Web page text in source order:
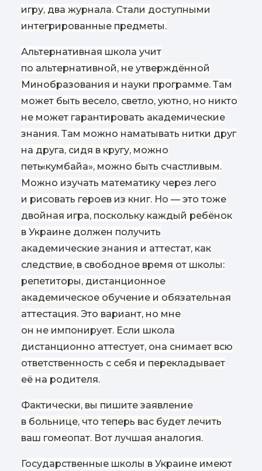
игру, два журнала. Стали доступными
интегрированные предметы.
Альтернативная школа учит
по альтернативной, не утверждённой
Минобразования и науки программе. Там
может быть весело, светло, уютно, но никто
не может гарантировать академические
знания. Там можно наматывать нитки друг
на друга, сидя в кругу, можно
петь
«кумбайа», можно быть счастливым.
Можно изучать математику через лего
и рисовать героев из книг. Но — это тоже
двойная игра, поскольку каждый ребёнок
в Украине должен получить
академические знания и аттестат, как
следствие, в свободное время от школы:
репетиторы, дистанционное
академическое обучение и обязательная
аттестация. Это вариант, но мне
он не импонирует. Если школа
дистанционно аттестует, она снимает всю
ответственность с себя и перекладывает
её на родителя.
Фактически, вы пишите заявление
в больнице, что теперь вас будет лечить
ваш гомеопат. Вот лучшая аналогия.
Государственные школы в Украине имеют